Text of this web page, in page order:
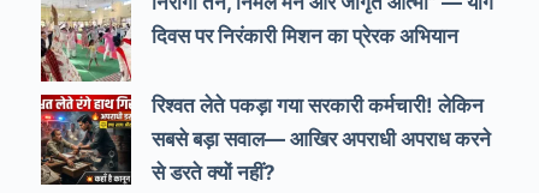
दिवस पर निरंकारी मिशन का प्रेरक अभियान
रिश्वत लेते पकड़ा गया सरकारी कर्मचारी! लेकिन
सबसे बड़ा सवाल— आखिर अपराधी अपराध करने
से डरते क्यों नहीं?